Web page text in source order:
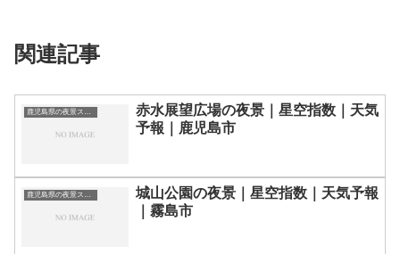
関連記事
赤水展望広場の夜景｜星空指数｜天気
予報｜鹿児島市
城山公園の夜景｜星空指数｜天気予報
｜霧島市